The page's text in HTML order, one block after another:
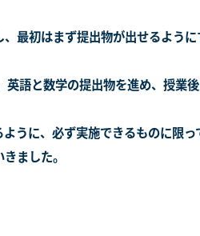
最初はまず提出物が出せるよう
語と数学の提出物を進め、授業
うに、必ず実施できるものに限
ました。